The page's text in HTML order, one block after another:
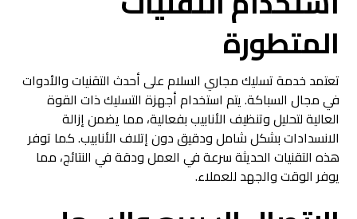
المتطورة
تعتمد خدمة تسليك مجاري السلام على أحدث التقنيات والأدوات
في مجال السباكة. يتم استخدام أجهزة التسليك ذات القوة
العالية لتحليل وتنظيف الأنابيب بفعالية، مما يضمن إزالة
الانسدادات بشكل شامل ودقيق دون إتلاف الأنابيب. كما توفر
هذه التقنيات الحديثة سرعة في العمل ودقة في النتائج، مما
يوفر الوقت والجهد للعملاء.